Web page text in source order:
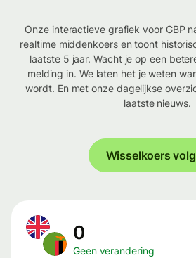
Onze interactieve grafiek voor GBP
realtime middenkoers en toont
laatste 5 jaar. Wacht je op een
melding in. We laten het je weten
wordt. En met onze dagelijkse
laatste nieuws.
Wisselkoers
0
Geen verandering